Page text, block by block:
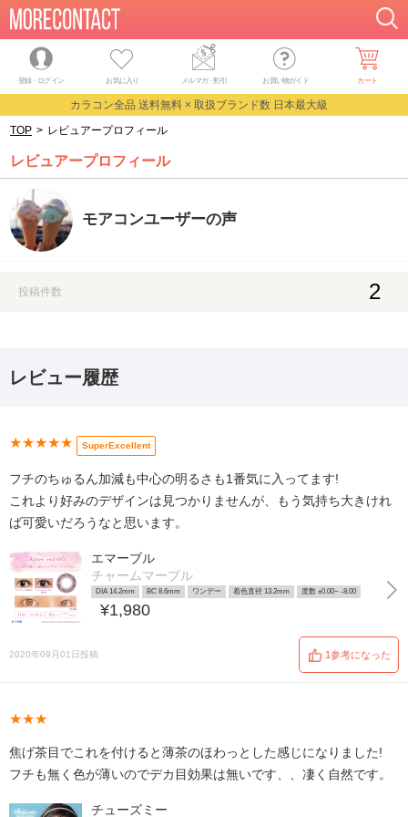
登録・ログイン お気に入り メルマガ・割引 お買い物ガイド カート
カラコン全品 送料無料 × 取扱ブランド数 日本最大級
TOP > レビュアープロフィール
レビュアープロフィール
モアコンユーザーの声
投稿件数 2
レビュー履歴
★★★★★ SuperExcellent
フチのちゅるん加減も中心の明るさも1番気に入ってます!
これより好みのデザインは見つかりませんが、もう気持ち大きけれ
ば可愛いだろうなと思います。
エマーブル
チャームマーブル
DIA 14.2mm BC 8.6mm ワンデー 着色直径 13.2mm 度数 ±0.00~ -8.00
¥1,980
2020年09月01日投稿 1参考になった
★★★
焦げ茶目でこれを付けると薄茶のほわっとした感じになりました!
フチも無く色が薄いのでデカ目効果は無いです、、凄く自然です。
チューズミー